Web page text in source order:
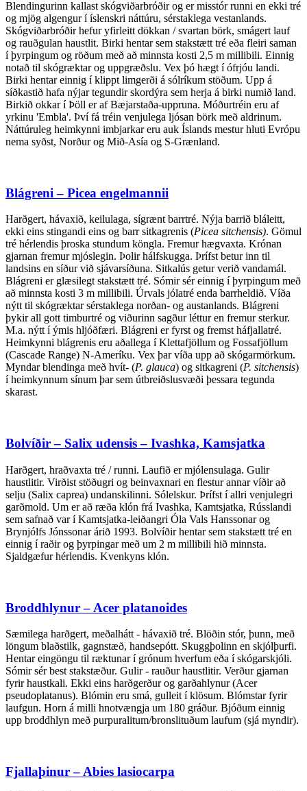
Blendingurinn kallast skógviðarbróðir og er misstór runni en ekki tré
og mjög algengur í íslenskri náttúru, sérstaklega vestanlands.
Skógviðarbróðir hefur yfirleitt dökkan / svartan börk, smágert lauf
og rauðgulan haustlit. Birki hentar sem stakstætt tré eða fleiri saman
í þyrpingum og röðum með að minnsta kosti 2,5 m millibili. Einnig
notað til skógræktar og uppgræðslu. Vex þó hægt í ófrjóu landi.
Birki hentar einnig í klippt limgerði á sólríkum stöðum. Upp á
síðkastið hafa nýjar tegundir skordýra sem herja á birki numið land.
Birkið okkar í Þöll er af Bæjarstaða-uppruna. Móðurtréin eru af
yrkinu 'Embla'. Því fá tréin venjulega ljósan börk með aldrinum.
Náttúruleg heimkynni imbjarkar eru auk Íslands mestur hluti Evrópu
nema syðst, Norður og Mið-Asía og S-Grænland.
Blágreni – Picea engelmannii
Harðgert, hávaxið, keilulaga, sígrænt barrtré. Nýja barrið bláleitt,
ekki eins stingandi eins og barr sitkagrenis (Picea sitchensis). Gömul
tré hérlendis þroska stundum köngla. Fremur hægvaxta. Krónan
gjarnan fremur mjóslegin. Þolir hálfskugga. Þrífst betur inn til
landsins en síður við sjávarsíðuna. Sitkalús getur verið vandamál.
Blágreni er glæsilegt stakstætt tré. Sómir sér einnig í þyrpingum með
að minnsta kosti 3 m millibili. Úrvals jólatré enda barrheldið. Víða
nýtt til skógræktar sérstaklega norðan- og austanlands. Blágreni
þykir all gott timburtré og viðurinn sagður léttur en fremur sterkur.
M.a. nýtt í ýmis hljóðfæri. Blágreni er fyrst og fremst háfjallatré.
Heimkynni blágrenis eru aðallega í Klettafjöllum og Fossafjöllum
(Cascade Range) N-Ameríku. Vex þar víða upp að skógarmörkum.
Myndar blendinga með hvít- (P. glauca) og sitkagreni (P. sitchensis)
í heimkynnum sínum þar sem útbreiðslusvæði þessara tegunda
skarast.
Bolvíðir – Salix udensis – Ivashka, Kamsjatka
Harðgert, hraðvaxta tré / runni. Laufið er mjólensulaga. Gulir
haustlitir. Virðist stöðugri og beinvaxnari en flestur annar víðir að
selju (Salix caprea) undanskilinni. Sólelskur. Þrífst í allri venjulegri
garðmold. Um er að ræða klón frá Ivashka, Kamtsjatka, Rússlandi
sem safnað var í Kamtsjatka-leiðangri Óla Vals Hanssonar og
Brynjólfs Jónssonar árið 1993. Bolvíðir hentar sem stakstætt tré en
einnig í raðir og þyrpingar með um 2 m millibili hið minnsta.
Sjaldgæfur hérlendis. Kvenkyns klón.
Broddhlynur – Acer platanoides
Sæmilega harðgert, meðalhátt - hávaxið tré. Blöðin stór, þunn, með
löngum blaðstilk, gagnstæð, handsepótt. Skuggþolinn en skjólþurfi.
Hentar eingöngu til ræktunar í grónum hverfum eða í skógarskjóli.
Sómir sér best stakstæður. Gulir - rauður haustlitir. Verður gjarnan
fyrir haustkali. Ekki eins harðgerður og garðahlynur (Acer
pseudoplatanus). Blómin eru smá, gulleit í klösum. Blómstar fyrir
laufgun. Horn á milli hnotvængja um 180 gráður. Bjóðum einnig
upp broddhlyn með purpuralitum/bronslituðum laufum (sjá myndir).
Fjallaþinur – Abies lasiocarpa